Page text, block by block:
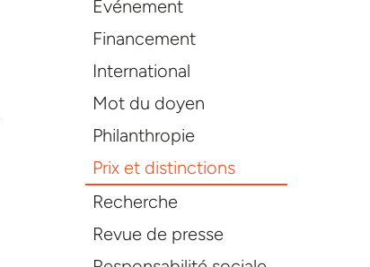
Événement
Financement
International
Mot du doyen
Philanthropie
Prix et distinctions
Recherche
Revue de presse